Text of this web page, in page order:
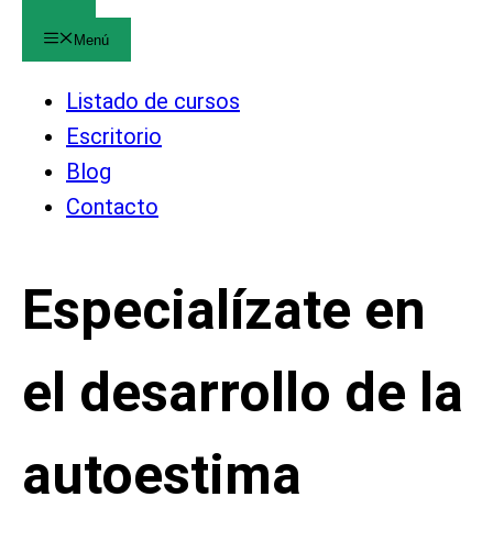
Menú
Listado de cursos
Escritorio
Blog
Contacto
Especialízate en
el desarrollo de la
autoestima